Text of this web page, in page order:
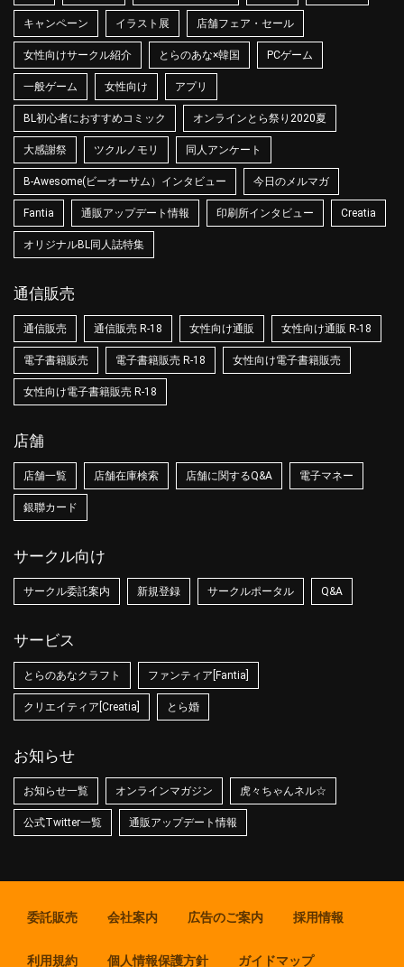
キャンペーン イラスト展 店舗フェア・セール
女性向けサークル紹介 とらのあな×韓国 PCゲーム
一般ゲーム 女性向け アプリ
BL初心者におすすめコミック オンラインとら祭り2020夏
大感謝祭 ツクルノモリ 同人アンケート
B-Awesome(ビーオーサム）インタビュー 今日のメルマガ
Fantia 通販アップデート情報 印刷所インタビュー Creatia
オリジナルBL同人誌特集
通信販売
通信販売 通信販売 R-18 女性向け通販 女性向け通販 R-18
電子書籍販売 電子書籍販売 R-18 女性向け電子書籍販売
女性向け電子書籍販売 R-18
店舗
店舗一覧 店舗在庫検索 店舗に関するQ&A 電子マネー
銀聯カード
サークル向け
サークル委託案内 新規登録 サークルポータル Q&A
サービス
とらのあなクラフト ファンティア[Fantia]
クリエイティア[Creatia] とら婚
お知らせ
お知らせ一覧 オンラインマガジン 虎々ちゃんネル☆
公式Twitter一覧 通販アップデート情報
委託販売 会社案内 広告のご案内 採用情報
利用規約 個人情報保護方針 ガイドマップ